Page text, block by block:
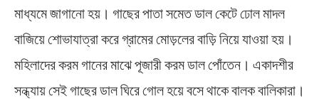
মাধ্যমে জাগানো হয়। গাছের পাতা সমেত ডাল কেটে ঢোল মাদল
বাজিয়ে শোভাযাত্রা করে গ্রামের মোড়লের বাড়ি নিয়ে যাওয়া হয়।
মহিলাদের করম গানের মাঝে পূজারী করম ডাল পোঁতেন। একাদশীর
সন্ধ্যায় সেই গাছের ডাল ঘিরে গোল হয়ে বসে থাকে বালক বালিকারা।